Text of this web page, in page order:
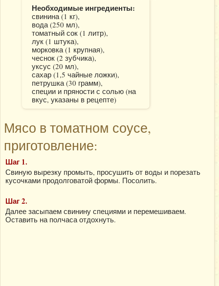
Необходимые ингредиенты:
свинина (1 кг),
вода (250 мл),
томатный сок (1 литр),
лук (1 штука),
морковка (1 крупная),
чеснок (2 зубчика),
уксус (20 мл),
сахар (1,5 чайные ложки),
петрушка (30 грамм),
специи и пряности с солью (на
вкус, указаны в рецепте)
Мясо в томатном соусе,
приготовление:
Шаг 1.
Свиную вырезку промыть, просушить от воды и порезать
кусочками продолговатой формы. Посолить.
Шаг 2.
Далее засыпаем свинину специями и перемешиваем.
Оставить на полчаса отдохнуть.